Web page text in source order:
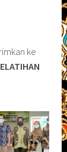
ke